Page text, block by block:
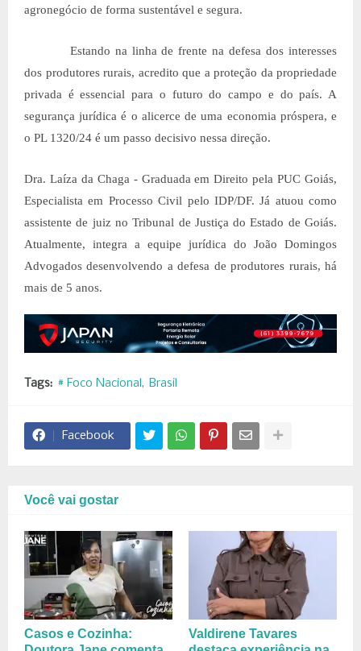
agronegócio de forma sustentável e segura.
Estando na linha de frente na defesa dos interesses
dos produtores rurais, acredito que a proteção da propriedade
privada é essencial para o futuro do campo e do país. A
segurança jurídica é o alicerce de uma economia próspera, e
o PL 1320/24 é um passo decisivo nessa direção.
Dra. Laíza da Chaga - Graduada em Direito pela PUC Goiás,
Especialista em Processo Civil pelo IDP/DF. Já atuou como
assistente de juiz no Tribunal de Justiça do Estado de Goiás.
Atualmente, integra a equipe jurídica do João Domingos
Advogados desenvolvendo a defesa de produtores rurais, há
mais de 5 anos.
Tags: # Foco Nacional Brasil
Facebook
Você vai gostar
Casos e Cozinha:
Valdirene Tavares